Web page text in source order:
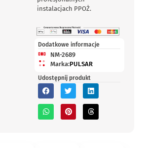
instalacjach PPOŻ.
Dodatkowe informacje
NM-2689
Marka:PULSAR
Udostępnij produkt